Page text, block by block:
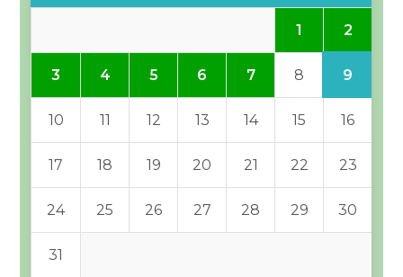
1 2
3 4 5 6 7 8 9
10 11 12 13 14 15 16
17 18 19 20 21 22 23
24 25 26 27 28 29 30
31